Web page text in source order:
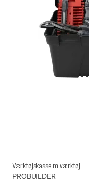
Værktøjskasse m værktøj
PROBUILDER